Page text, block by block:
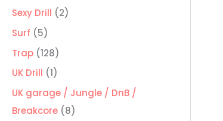
Sexy Drill 22
Surf 55
productos
Trap 128128
productos
UK Drill 11
producto
UK garage / Jungle / DnB /
Breakcore
88